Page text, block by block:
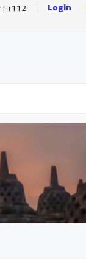
: +112 Login